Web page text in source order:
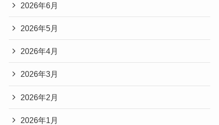
2026年6月
2026年5月
2026年4月
2026年3月
2026年2月
2026年1月